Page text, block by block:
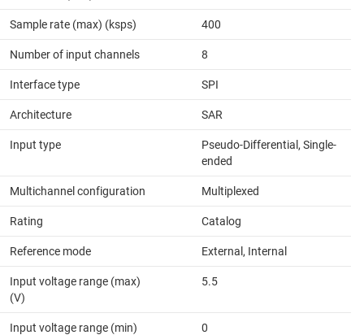
Sample rate (max) (ksps) 400
Number of input channels 8
Interface type SPI
Architecture SAR
Input type
Pseudo-Differential, Single-
ended
Multichannel configuration Multiplexed
Rating Catalog
Reference mode External, Internal
Input voltage range (max)
(V)
5.5
Input voltage range (min)
0